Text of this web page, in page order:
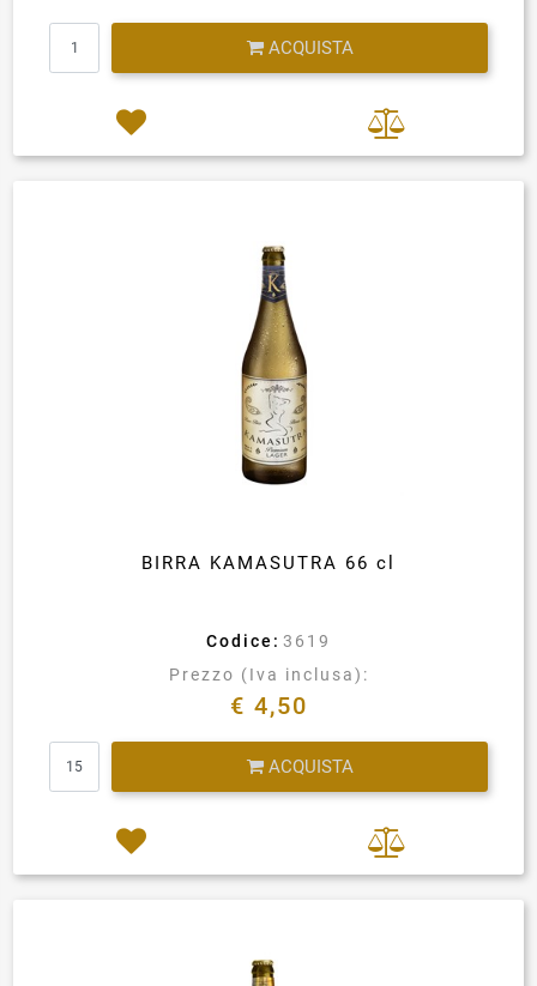
ACQUISTA
BIRRA KAMASUTRA 66 cl
Codice: 3619
Prezzo (Iva inclusa):
€ 4,50
ACQUISTA